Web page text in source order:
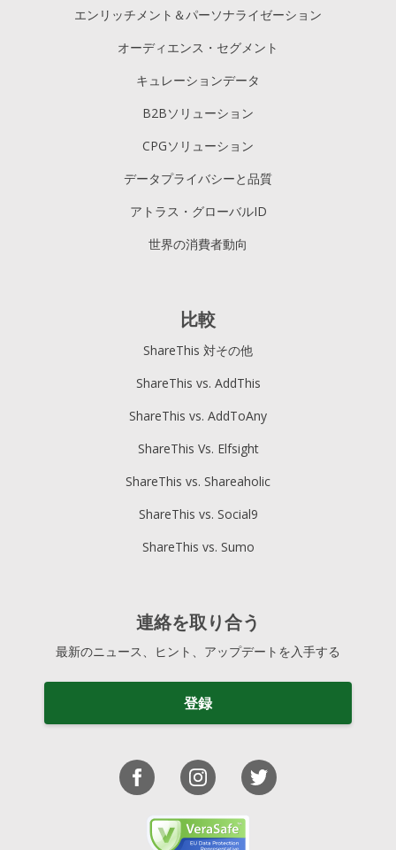
エンリッチメント＆パーソナライゼーション
オーディエンス・セグメント
キュレーションデータ
B2Bソリューション
CPGソリューション
データプライバシーと品質
アトラス・グローバルID
世界の消費者動向
比較
ShareThis 対その他
ShareThis vs. AddThis
ShareThis vs. AddToAny
ShareThis Vs. Elfsight
ShareThis vs. Shareaholic
ShareThis vs. Social9
ShareThis vs. Sumo
連絡を取り合う
最新のニュース、ヒント、アップデートを入手する
登録